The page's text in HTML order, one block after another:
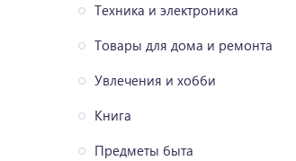
Техника и электроника
Товары для дома и ремонта
Увлечения и хобби
Книга
Предметы быта